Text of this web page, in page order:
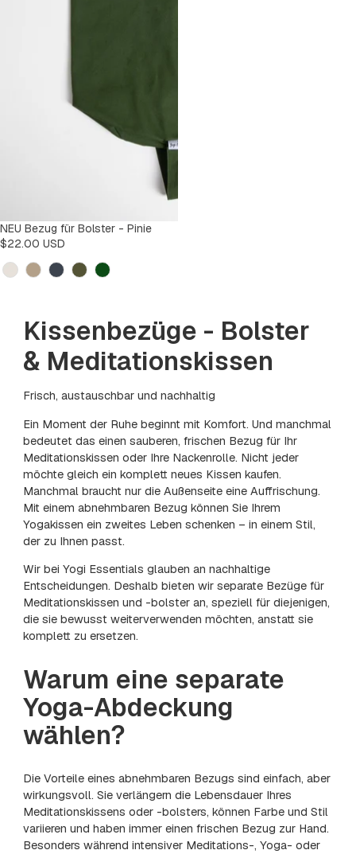
NEU Bezug für Bolster - Pinie
$22.00 USD
Kleur
Kissenbezüge - Bolster
& Meditationskissen
Frisch, austauschbar und nachhaltig
Ein Moment der Ruhe beginnt mit Komfort. Und manchmal
bedeutet das einen sauberen, frischen Bezug für Ihr
Meditationskissen oder Ihre Nackenrolle. Nicht jeder
möchte gleich ein komplett neues Kissen kaufen.
Manchmal braucht nur die Außenseite eine Auffrischung.
Mit einem abnehmbaren Bezug können Sie Ihrem
Yogakissen ein zweites Leben schenken – in einem Stil,
der zu Ihnen passt.
Wir bei Yogi Essentials glauben an nachhaltige
Entscheidungen. Deshalb bieten wir separate Bezüge für
Meditationskissen und -bolster an, speziell für diejenigen,
die sie bewusst weiterverwenden möchten, anstatt sie
komplett zu ersetzen.
Warum eine separate
Yoga-Abdeckung
wählen?
Die Vorteile eines abnehmbaren Bezugs sind einfach, aber
wirkungsvoll. Sie verlängern die Lebensdauer Ihres
Meditationskissens oder -bolsters, können Farbe und Stil
variieren und haben immer einen frischen Bezug zur Hand.
Besonders während intensiver Meditations-, Yoga- oder